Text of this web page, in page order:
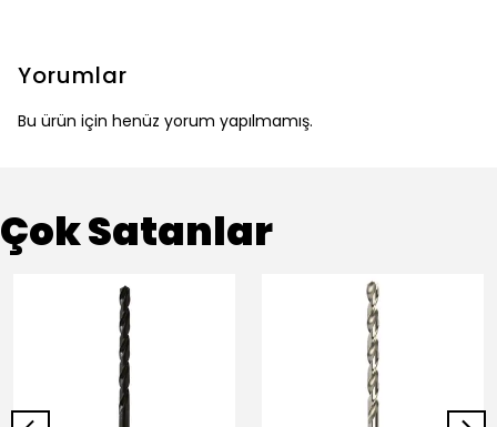
Yorumlar
Bu ürün için henüz yorum yapılmamış.
Çok Satanlar